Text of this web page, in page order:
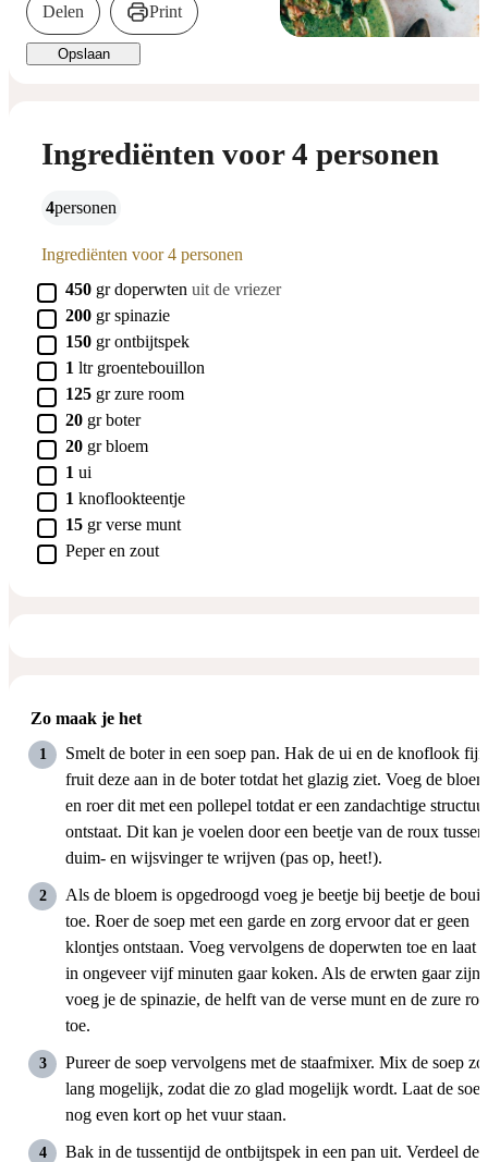
Delen Print
Opslaan
Ingrediënten voor 4 personen
4 personen
Ingrediënten voor 4 personen
▢
450 gr doperwten uit de vriezer
▢
200 gr spinazie
▢
150 gr ontbijtspek
▢
1 ltr groentebouillon
▢
125 gr zure room
▢
20 gr boter
▢
20 gr bloem
▢
1 ui
▢
1 knoflookteentje
▢
15 gr verse munt
▢
Peper en zout
Zo maak je het
Smelt de boter in een soep pan. Hak de ui en de knoflook
fruit deze aan in de boter totdat het glazig ziet. Voeg de
en roer dit met een pollepel totdat er een zandachtige
ontstaat. Dit kan je voelen door een beetje van de roux
duim- en wijsvinger te wrijven (pas op, heet!).
Als de bloem is opgedroogd voeg je beetje bij beetje de
toe. Roer de soep met een garde en zorg ervoor dat er geen
klontjes ontstaan. Voeg vervolgens de doperwten toe en laat
in ongeveer vijf minuten gaar koken. Als de erwten gaar zijn,
voeg je de spinazie, de helft van de verse munt en de zure
toe.
Pureer de soep vervolgens met de staafmixer. Mix de soep zo
lang mogelijk, zodat die zo glad mogelijk wordt. Laat de soep
nog even kort op het vuur staan.
Bak in de tussentijd de ontbijtspek in een pan uit. Verdeel de